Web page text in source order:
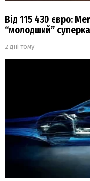
Від 115 430 євро:
“молодший”
2 дні тому